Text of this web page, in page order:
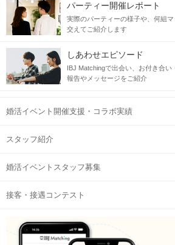
パーティー開催レポート
実際のパーティーの様子や、何組
交えてご紹介します
しあわせエピソード
IBJ Matchingで出会い、お付き合
報告やメッセージをご紹介
婚活イベント開催支援・コラボ実績
スタッフ紹介
婚活イベントスタッフ募集
接客・接遇コンテスト